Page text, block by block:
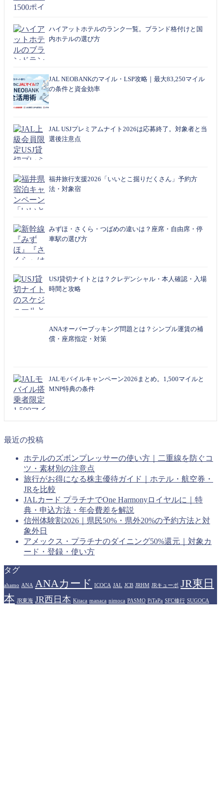
ハイアットホテルのランク一覧。ブランド格付けと国
内ホテルの選び方
JAL NEOBANKのマイル・LSP攻略｜最大83,250マイル
の条件と資金効率
JAL USJプレミアムナイト2026は応募終了。対象者と当
選後注意点
福井旅行支援2026「いいとこ掘りだくさん」予約方
法・対象宿
みずほ・さくら・つばめの違いは？座席・自由席・停
車駅の選び方
USJ貸切ナイトとは？クレデンシャル・本人確認・入場
時間と攻略
ANAオーバーブッキング問題とは？シンプル運賃の補
償・座席指定・対策
JALモバイルキャンペーン2026まとめ。1,500マイルと
MNP特典の条件
最近の投稿
ホテルのズボンプレッサーの使い方｜二重線を防ぐコ
ツ・素材別の注意点
旅行がお得になる株主優待ガイド｜ホテル・航空券・
JRを比較
JALカード プラチナでOne Harmonyロイヤルに｜特
典・申込方法・年会費差を解説
信州体験割2026｜県民50%・県外20%の予約方法と対
象外日
アメックス・プラチナのダイニング50%還元｜対象カ
ード・登録・使い方
タグ
ahamo ANA ANAカード ICOCA JAL JCB JRHM JRキューポ JR東日
本 JR東海 JR西日本 Kitaca manaca nimoca PASMO PiTaPa SFC修行 SUGOCA